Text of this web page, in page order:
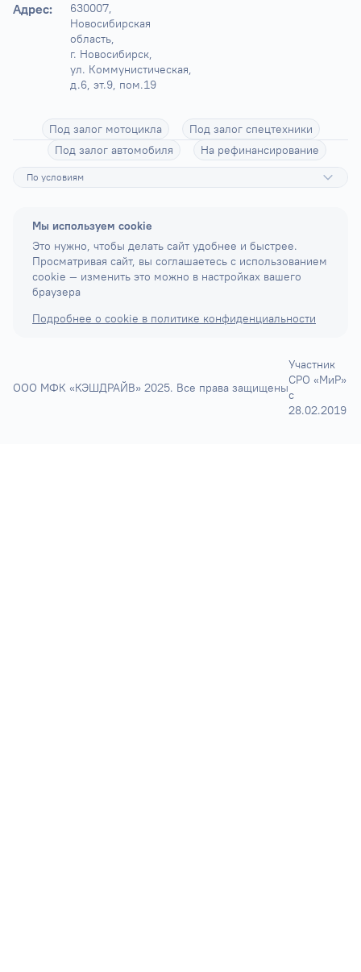
Адрес:
630007,
Новосибирская
область,
г. Новосибирск,
ул. Коммунистическая,
д.6, эт.9, пом.19
Под залог мотоцикла
Под залог спецтехники
Под залог автомобиля
На рефинансирование
По условиям
Мы используем cookie
Это нужно, чтобы делать сайт удобнее и быстрее.
Просматривая сайт, вы соглашаетесь с использованием
cookie — изменить это можно в настройках вашего
браузера
Подробнее о cookie в политике конфиденциальности
ООО МФК «КЭШДРАЙВ» 2025. Все права защищены
Участник
СРО «МиР»
с
28.02.2019